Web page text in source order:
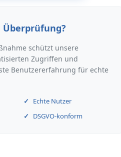
Überprüfung?
schützt unsere
Zugriffen und
Benutzererfahrung für echte
Echte Nutzer
DSGVO-konform